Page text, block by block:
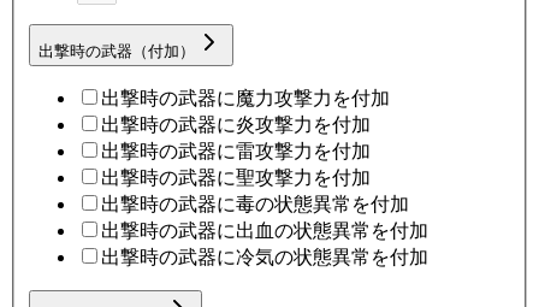
出撃時の武器（付加）
出撃時の武器に魔力攻撃力を付加
出撃時の武器に炎攻撃力を付加
出撃時の武器に雷攻撃力を付加
出撃時の武器に聖攻撃力を付加
出撃時の武器に毒の状態異常を付加
出撃時の武器に出血の状態異常を付加
出撃時の武器に冷気の状態異常を付加